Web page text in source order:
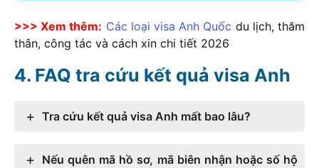
>>> Xem thêm: Các loại visa Anh Quốc du lịch, thăm
thân, công tác và cách xin chi tiết 2026
FAQ tra cứu kết quả visa Anh
Tra cứu kết quả visa Anh mất bao lâu?
Nếu quên mã hồ sơ, mã biên nhận hoặc số hộ